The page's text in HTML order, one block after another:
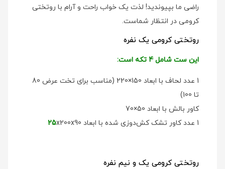
راضی ما بپیوندید! لذت یک خواب راحت و آرام با روتختی
کرومی در انتظار شماست.
روتختی کرومی یک نفره
این ست شامل 4 تکه است:
1 عدد لحاف با ابعاد 150×220 (مناسب برای تخت عرض 80
تا 100)
کاور بالش با ابعاد 50×70
1 عدد کاور تشک کش‌دوزی شده با ابعاد
25x200x90
روتختی کرومی یک و نیم نفره